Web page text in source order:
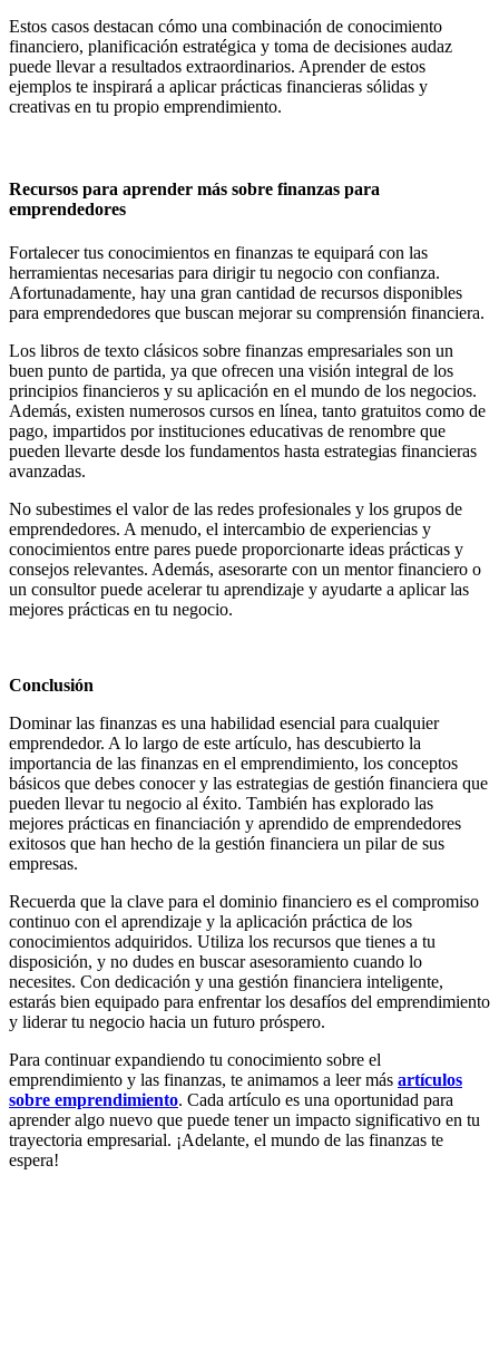
Estos casos destacan cómo una combinación de conocimiento
financiero, planificación estratégica y toma de decisiones audaz
puede llevar a resultados extraordinarios. Aprender de estos
ejemplos te inspirará a aplicar prácticas financieras sólidas y
creativas en tu propio emprendimiento.
Recursos para aprender más sobre finanzas para
emprendedores
Fortalecer tus conocimientos en finanzas te equipará con las
herramientas necesarias para dirigir tu negocio con confianza.
Afortunadamente, hay una gran cantidad de recursos disponibles
para emprendedores que buscan mejorar su comprensión financiera.
Los libros de texto clásicos sobre finanzas empresariales son un
buen punto de partida, ya que ofrecen una visión integral de los
principios financieros y su aplicación en el mundo de los negocios.
Además, existen numerosos cursos en línea, tanto gratuitos como de
pago, impartidos por instituciones educativas de renombre que
pueden llevarte desde los fundamentos hasta estrategias financieras
avanzadas.
No subestimes el valor de las redes profesionales y los grupos de
emprendedores. A menudo, el intercambio de experiencias y
conocimientos entre pares puede proporcionarte ideas prácticas y
consejos relevantes. Además, asesorarte con un mentor financiero o
un consultor puede acelerar tu aprendizaje y ayudarte a aplicar las
mejores prácticas en tu negocio.
Conclusión
Dominar las finanzas es una habilidad esencial para cualquier
emprendedor. A lo largo de este artículo, has descubierto la
importancia de las finanzas en el emprendimiento, los conceptos
básicos que debes conocer y las estrategias de gestión financiera que
pueden llevar tu negocio al éxito. También has explorado las
mejores prácticas en financiación y aprendido de emprendedores
exitosos que han hecho de la gestión financiera un pilar de sus
empresas.
Recuerda que la clave para el dominio financiero es el compromiso
continuo con el aprendizaje y la aplicación práctica de los
conocimientos adquiridos. Utiliza los recursos que tienes a tu
disposición, y no dudes en buscar asesoramiento cuando lo
necesites. Con dedicación y una gestión financiera inteligente,
estarás bien equipado para enfrentar los desafíos del emprendimiento
y liderar tu negocio hacia un futuro próspero.
Para continuar expandiendo tu conocimiento sobre el
emprendimiento y las finanzas, te animamos a leer más artículos
sobre emprendimiento. Cada artículo es una oportunidad para
aprender algo nuevo que puede tener un impacto significativo en tu
trayectoria empresarial. ¡Adelante, el mundo de las finanzas te
espera!